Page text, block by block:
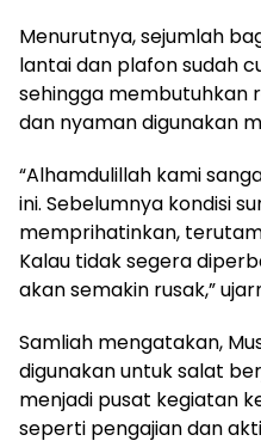
Menurutnya, sejumlah
lantai dan plafon sudah
sehingga membutuhkan
dan nyaman digunakan
“Alhamdulillah kami
ini. Sebelumnya kondisi
memprihatinkan,
Kalau tidak segera
akan semakin rusak,”
Samliah mengatakan,
digunakan untuk salat
menjadi pusat kegiatan
seperti pengajian dan